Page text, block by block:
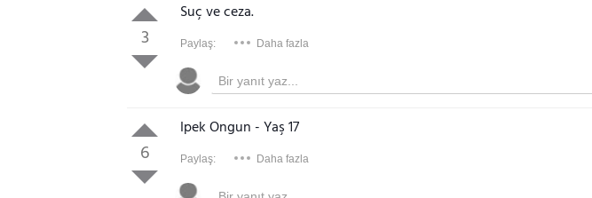
3
Suç ve ceza.
Paylaş: Daha fazla
6
Ipek Ongun - Yaş 17
Paylaş: Daha fazla